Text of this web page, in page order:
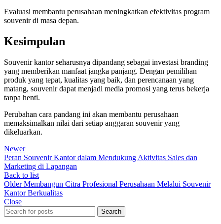
Evaluasi membantu perusahaan meningkatkan efektivitas program
souvenir di masa depan.
Kesimpulan
Souvenir kantor seharusnya dipandang sebagai investasi branding
yang memberikan manfaat jangka panjang. Dengan pemilihan
produk yang tepat, kualitas yang baik, dan perencanaan yang
matang, souvenir dapat menjadi media promosi yang terus bekerja
tanpa henti.
Perubahan cara pandang ini akan membantu perusahaan
memaksimalkan nilai dari setiap anggaran souvenir yang
dikeluarkan.
Newer
Peran Souvenir Kantor dalam Mendukung Aktivitas Sales dan
Marketing di Lapangan
Back to list
Older Membangun Citra Profesional Perusahaan Melalui Souvenir
Kantor Berkualitas
Close
Search